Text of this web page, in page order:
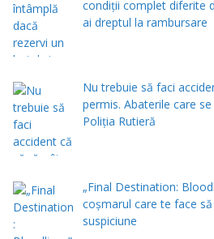
condiții complet diferite
ai dreptul la rambursare
Nu trebuie să faci
permis. Abaterile care
Poliţia Rutieră
„Final Destination:
coșmarul care te face
suspiciune